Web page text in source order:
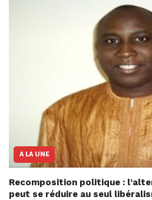
A LA UNE
Recomposition politique :
peut se réduire au seul